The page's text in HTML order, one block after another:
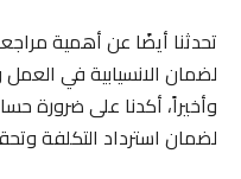
تحدثنا أيضًا عن أهمية
لضمان الانسيابية في
لضمان استرداد التكلفة